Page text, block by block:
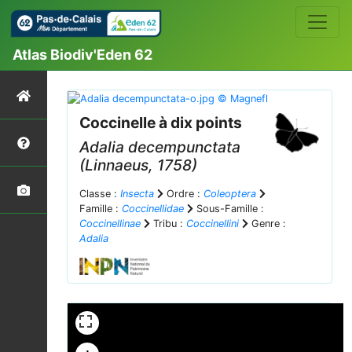
Atlas Biodiv'Eden 62
Coccinelle à dix points
Adalia decempunctata
(Linnaeus, 1758)
Classe : Insecta Ordre : Coleoptera
Famille : Coccinellidae
Sous-Famille :
Coccinellinae
Tribu : Coccinellini
Genre :
Adalia